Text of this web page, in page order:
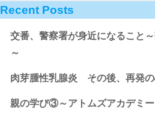
Recent Posts
交番、警察署が身近になること
～
肉芽腫性乳腺炎 その後、再発の
親の学び③～アトムズアカデミ